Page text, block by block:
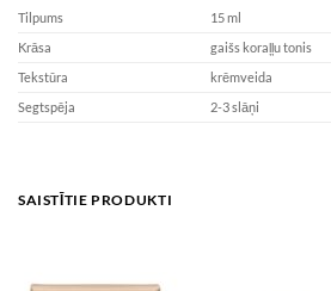
Tilpums
15 ml
Krāsa
gaišs koraļļu tonis
Tekstūra
krēmveida
Segtspēja
2-3 slāņi
SAISTĪTIE PRODUKTI